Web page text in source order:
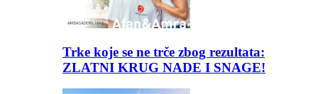
Trke koje se ne trče zbog rezultata:
ZLATNI KRUG NADE I SNAGE!